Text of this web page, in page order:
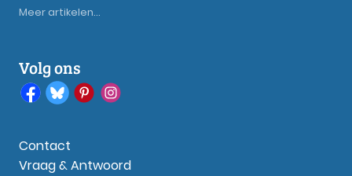
Meer artikelen...
Volg ons
Contact
Vraag & Antwoord